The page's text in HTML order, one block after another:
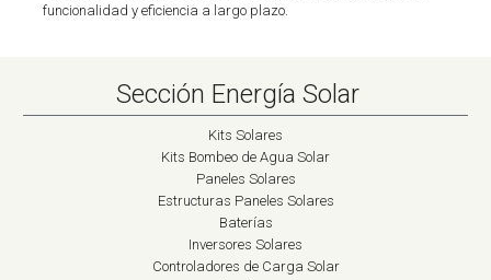
funcionalidad y eficiencia a largo plazo.
Sección Energía Solar
Kits Solares
Kits Bombeo de Agua Solar
Paneles Solares
Estructuras Paneles Solares
Baterías
Inversores Solares
Controladores de Carga Solar